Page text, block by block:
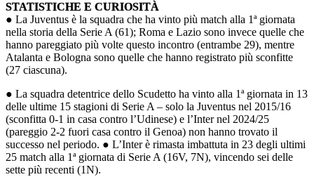
STATISTICHE E CURIOSITÀ
● La Juventus è la squadra che ha vinto più match alla 1ª giornata
nella storia della Serie A (61); Roma e Lazio sono invece quelle che
hanno pareggiato più volte questo incontro (entrambe 29), mentre
Atalanta e Bologna sono quelle che hanno registrato più sconfitte
(27 ciascuna).
● La squadra detentrice dello Scudetto ha vinto alla 1ª giornata in 13
delle ultime 15 stagioni di Serie A – solo la Juventus nel 2015/16
(sconfitta 0-1 in casa contro l’Udinese) e l’Inter nel 2024/25
(pareggio 2-2 fuori casa contro il Genoa) non hanno trovato il
successo nel periodo. ● L’Inter è rimasta imbattuta in 23 degli ultimi
25 match alla 1ª giornata di Serie A (16V, 7N), vincendo sei delle
sette più recenti (1N).